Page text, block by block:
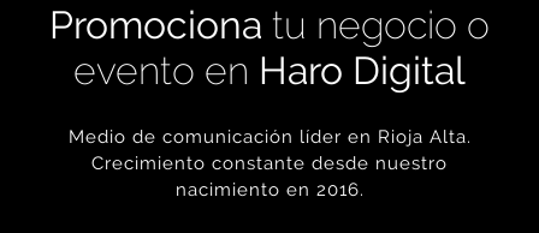
Promociona tu negocio o
evento en Haro Digital
Medio de comunicación líder en Rioja Alta.
Crecimiento constante desde nuestro
nacimiento en 2016.